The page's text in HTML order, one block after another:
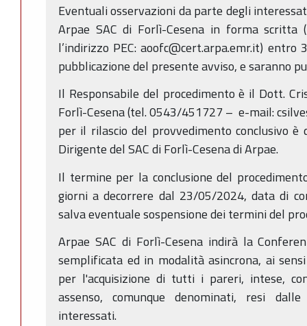
Eventuali osservazioni da parte degli
Arpae SAC di Forlì-Cesena in forma scritta
l’indirizzo PEC: aoofc@cert.arpa.emr.it)
pubblicazione del presente avviso, e saranno
Il Responsabile del procedimento è il Dott.
Forlì-Cesena (tel. 0543/451727 – e-mail:
per il rilascio del provvedimento conclusivo
Dirigente del SAC di Forlì-Cesena di Arpae.
Il termine per la conclusione del
giorni a decorrere dal 23/05/2024, data di
salva eventuale sospensione dei termini del
Arpae SAC di Forlì-Cesena indirà la
semplificata ed in modalità asincrona, ai
per l'acquisizione di tutti i pareri, intese,
assenso, comunque denominati, resi
interessati.